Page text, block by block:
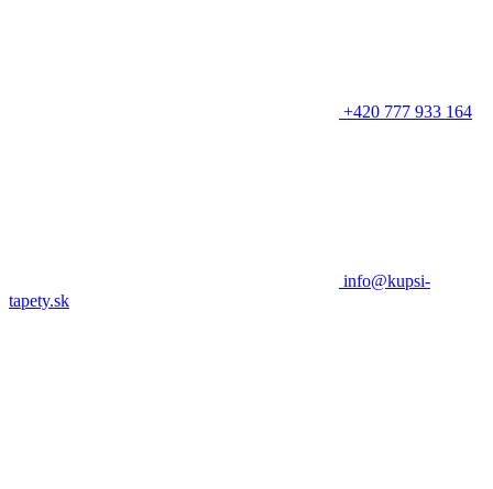
+420 777 933 164
info@kupsi-
tapety.sk